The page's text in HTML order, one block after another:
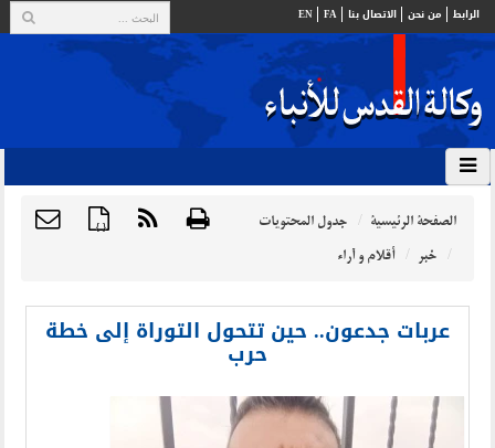
الرابط من نحن الاتصال بنا FA
EN
{ } الصفحة الرئيسية
جدول المحتويات
خبر
أقلام و آراء
عربات جدعون.. حين تتحول التوراة إلى خطة
حرب